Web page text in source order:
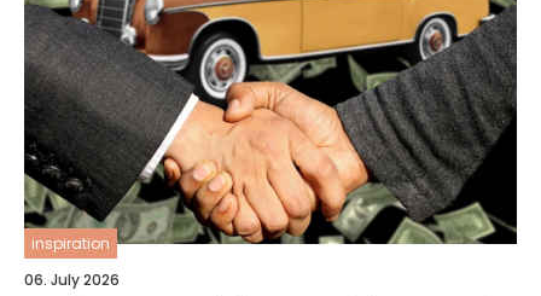
inspiration
06. July 2026